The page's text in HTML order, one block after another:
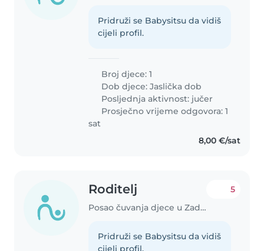
Pridruži se Babysitsu da vidiš
cijeli profil.
Broj djece: 1
Dob djece:Jaslička dob
Posljednja aktivnost: jučer
Prosječno vrijeme odgovora: 1
sat
8,00 €/sat
Roditelj
Posao čuvanja djece u Zadar
5
Pridruži se Babysitsu da vidiš
cijeli profil.